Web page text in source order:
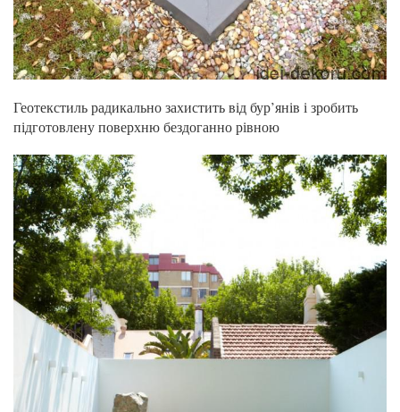
Геотекстиль радикально захистить від бур’янів і зробить
підготовлену поверхню бездоганно рівною